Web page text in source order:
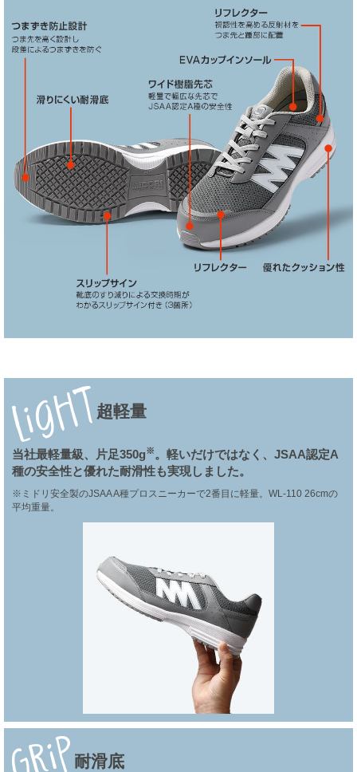
超軽量
当社最軽量級、片足350g※。軽いだけではなく、JSAA認定A
種の安全性と優れた耐滑性も実現しました。
※ミドリ安全製のJSAA A種プロスニーカーで2番目に軽量。WL-110 26cmの
平均重量。
耐滑底